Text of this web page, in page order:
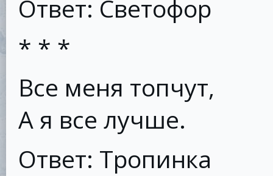
Ответ: Светофор
* * *
Все меня топчут,
А я все лучше.
Ответ: Тропинка